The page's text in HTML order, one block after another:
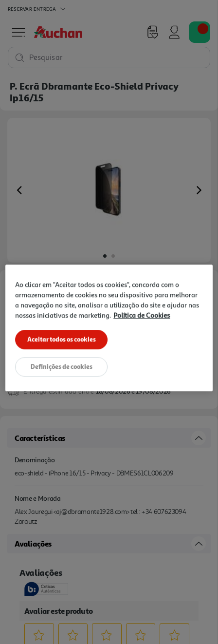
RESERVAR ENTREGA
Pesquisar
P. Ecrã Dbramante Eco-Shield Privacy
Ip16/15
Previous
Faça a sua avaliação
Ref. / EAN:5711428062093
18,99 €
Entrega estimada entre18/08/2026 e 19/08/2026
Características
Denominação
eco-shield - iPhone 16/15 - Privacy - DBMES61CL006209
Nome e Morada
Alex Jauregui <aj@dbramante1928.com> tel : +34 607623094
Zarautz
Avaliações
Ao clicar em "Aceitar todos os cookies", concorda com o
armazenamento de cookies no seu dispositivo para melhorar
a navegação no site, analisar a utilização do site e ajudar nas
nossas iniciativas de marketing. Política de Cookies
Aceitar todos os cookies
Definições de cookies